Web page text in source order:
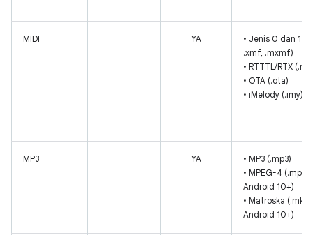
MIDI YA
• Jenis 0 dan 1
.xmf, .mxmf)
• RTTTL/RTX
• OTA (.ota)
• iMelody (.imy)
MP3 YA
• MP3 (.mp3)
• MPEG-4 (.mp4,
Android 10+)
• Matroska (.mkv,
Android 10+)